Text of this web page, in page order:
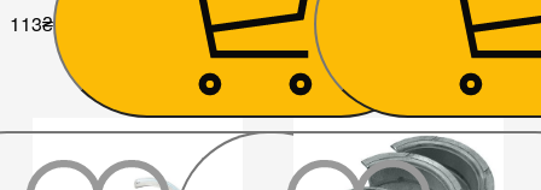
113₴ 113₴